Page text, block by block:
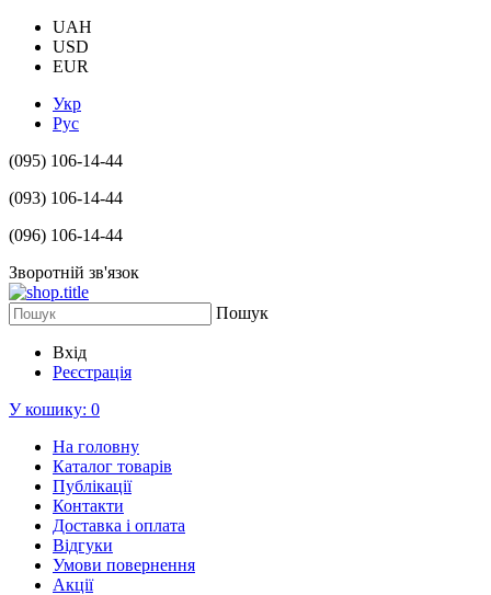
UAH
USD
EUR
Укр
Рус
(095) 106-14-44
(093) 106-14-44
(096) 106-14-44
Зворотній зв'язок
Пошук
Вхід
Реєстрація
У кошику: 0
На головну
Каталог товарів
Публікації
Контакти
Доставка і оплата
Відгуки
Умови повернення
Акції